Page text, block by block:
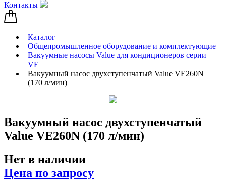
Контакты
Каталог
Общепромышленное оборудование и комплектующие
Вакуумные насосы Value для кондиционеров серии
VE
Вакуумный насос двухступенчатый Value VE260N
(170 л/мин)
Вакуумный насос двухступенчатый
Value VE260N (170 л/мин)
Нет в наличии
Цена по запросу